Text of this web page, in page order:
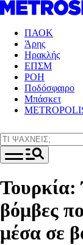
ΠΑΟΚ
Άρης
Ηρακλής
ΕΠΣΜ
ΡΟΗ
Ποδόσφαιρο
Μπάσκετ
Τουρκία:
βόμβες
μέσα σε